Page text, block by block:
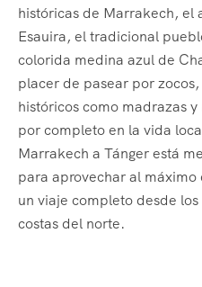
históricas de Marrakech, el
Esauira, el tradicional
colorida medina azul de
placer de pasear por
históricos como madrazas
por completo en la vida
Marrakech a Tánger está
para aprovechar al
un viaje completo desde
costas del norte.